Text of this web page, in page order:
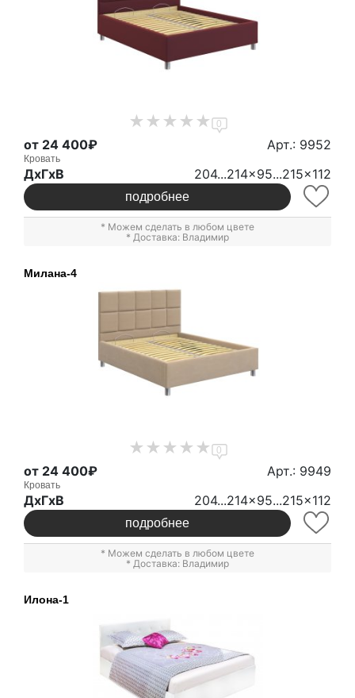
0
от 24 400₽ Арт.: 9952
Кровать
ДxГxВ 204...214x95...215x112
подробнее
* Можем сделать в любом цвете
* Доставка: Владимир
Милана-4
0
от 24 400₽ Арт.: 9949
Кровать
ДxГxВ 204...214x95...215x112
подробнее
* Можем сделать в любом цвете
* Доставка: Владимир
Илона-1